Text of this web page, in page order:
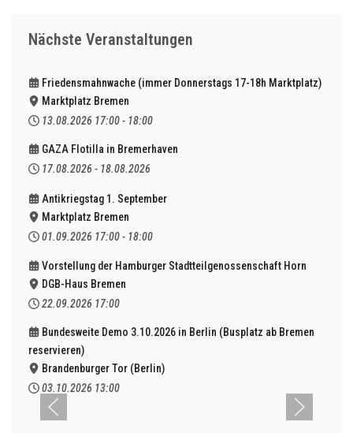
Nächste Veranstaltungen
Friedensmahnwache (immer Donnerstags 17-18h Marktplatz)
Marktplatz Bremen
13.08.2026 17:00 - 18:00
GAZA Flotilla in Bremerhaven
17.08.2026 - 18.08.2026
Antikriegstag 1. September
Marktplatz Bremen
01.09.2026 17:00 - 18:00
Vorstellung der Hamburger Stadtteilgenossenschaft Horn
DGB-Haus Bremen
22.09.2026 17:00
Bundesweite Demo 3.10.2026 in Berlin (Busplatz ab Bremen
reservieren)
Brandenburger Tor (Berlin)
03.10.2026 13:00